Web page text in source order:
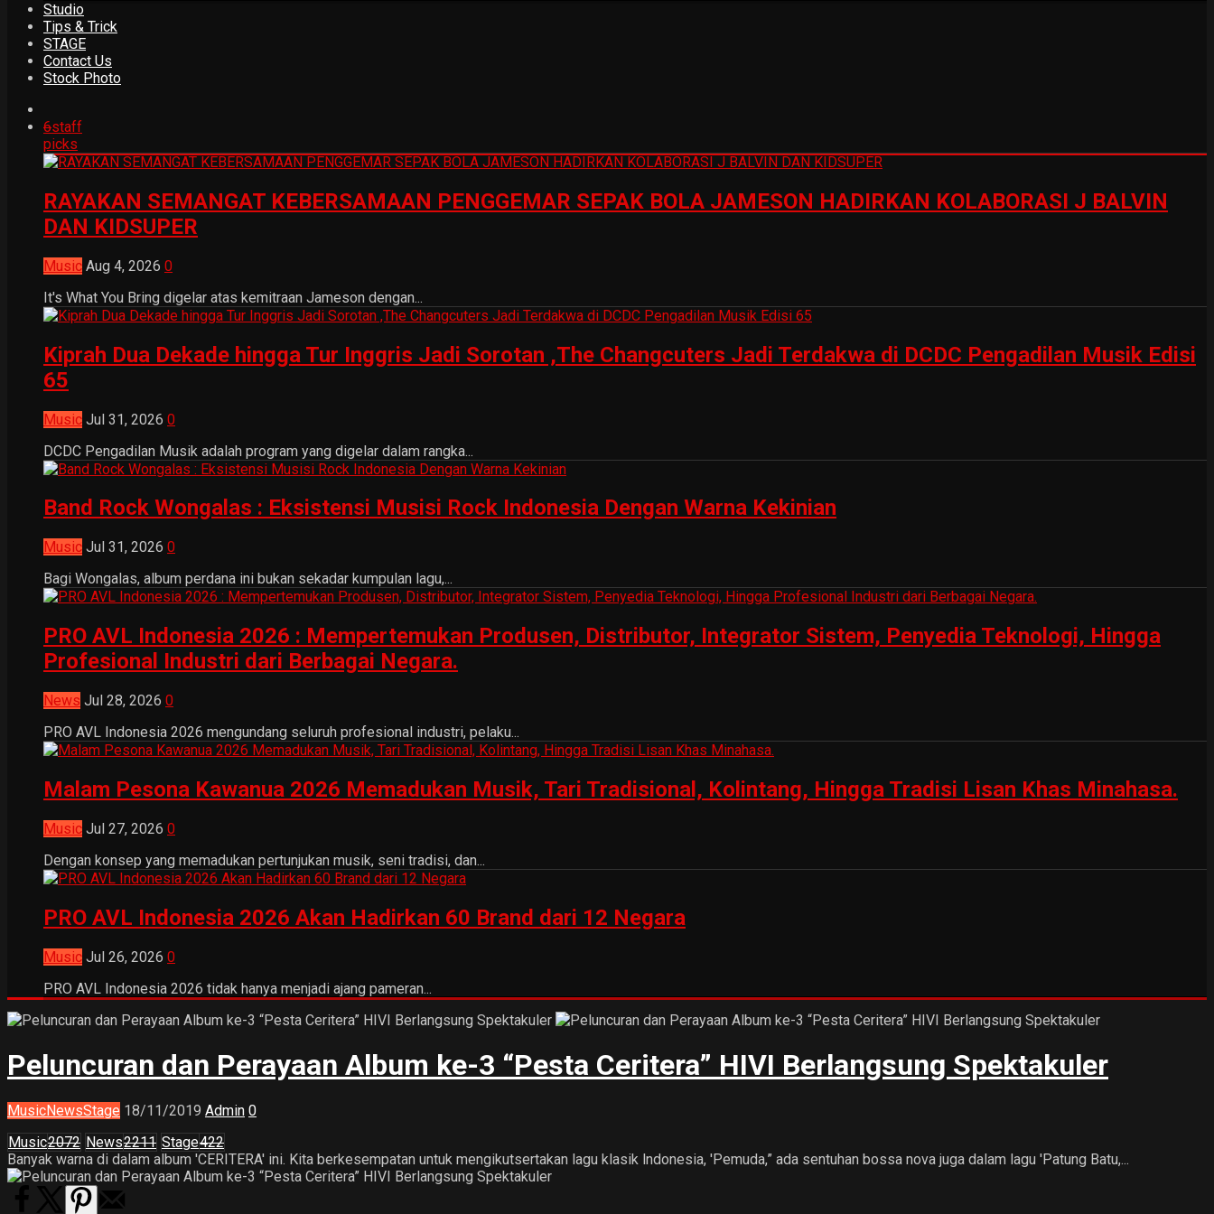
Studio
Tips & Trick
STAGE
Contact Us
Stock Photo
6staff
picks
RAYAKAN SEMANGAT KEBERSAMAAN PENGGEMAR SEPAK BOLA JAMESON HADIRKAN KOLABORASI J BALVIN
DAN KIDSUPER
Music Aug 4, 2026 0
It's What You Bring digelar atas kemitraan Jameson dengan...
Kiprah Dua Dekade hingga Tur Inggris Jadi Sorotan ,The Changcuters Jadi Terdakwa di DCDC Pengadilan Musik Edisi
65
Music Jul 31, 2026 0
DCDC Pengadilan Musik adalah program yang digelar dalam rangka...
Band Rock Wongalas : Eksistensi Musisi Rock Indonesia Dengan Warna Kekinian
Music Jul 31, 2026 0
Bagi Wongalas, album perdana ini bukan sekadar kumpulan lagu,...
PRO AVL Indonesia 2026 : Mempertemukan Produsen, Distributor, Integrator Sistem, Penyedia Teknologi, Hingga
Profesional Industri dari Berbagai Negara.
News Jul 28, 2026 0
PRO AVL Indonesia 2026 mengundang seluruh profesional industri, pelaku...
Malam Pesona Kawanua 2026 Memadukan Musik, Tari Tradisional, Kolintang, Hingga Tradisi Lisan Khas Minahasa.
Music Jul 27, 2026 0
Dengan konsep yang memadukan pertunjukan musik, seni tradisi, dan...
PRO AVL Indonesia 2026 Akan Hadirkan 60 Brand dari 12 Negara
Music Jul 26, 2026 0
PRO AVL Indonesia 2026 tidak hanya menjadi ajang pameran...
Peluncuran dan Perayaan Album ke-3 “Pesta Ceritera” HIVI Berlangsung Spektakuler
MusicNewsStage 18/11/2019 Admin 0
Music2072 News2211 Stage422
Banyak warna di dalam album 'CERITERA' ini. Kita berkesempatan untuk mengikutsertakan lagu klasik lndonesia, 'Pemuda,” ada sentuhan bossa nova juga dalam lagu 'Patung Batu,...